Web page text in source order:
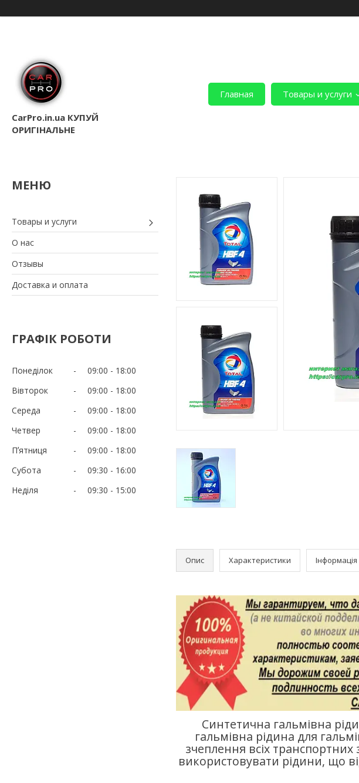
CarPro.in.ua КУПУЙ
ОРИГІНАЛЬНЕ
Главная Товары и услуги
Товары и услуги
О нас
Отзывы
Доставка и оплата
ГРАФІК РОБОТИ
Понеділок 09:00
18:00
Вівторок
09:00
18:00
Середа
09:00
18:00
Четвер
09:00
18:00
Пʼятниця
09:00
18:00
Субота
09:30
16:00
Неділя
09:30 15:00
Опис Характеристики
Синтетична гальмівна
гальмівна рідина для
зчеплення всіх
використовувати рідини, що